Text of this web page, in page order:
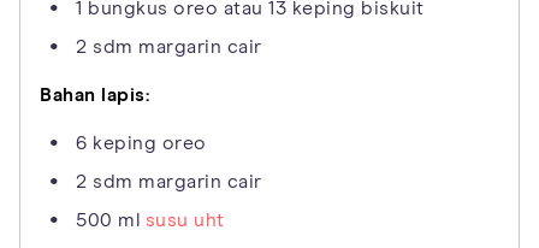
1 bungkus oreo atau 13 keping biskuit
2 sdm margarin cair
Bahan lapis:
6 keping oreo
2 sdm margarin cair
500 ml susu uht